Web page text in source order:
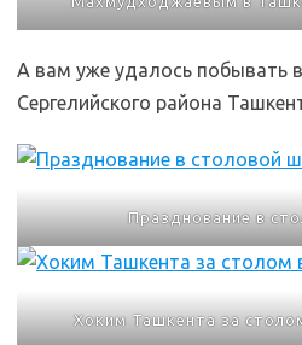
А вам уже удалось побывать
Сергелийского района
Празднование в
Хоким Ташкента за